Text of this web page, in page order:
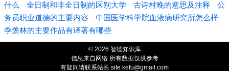
什么
全日制和非全日制的区别大学 古诗村晚的意思及注释
公
务员职业道德的主要内容
中国医学科学院血液病研究所怎么样
季羡林的主要作品有译著有哪些
© 2026 智德知识库
信息来自网络 所有数据仅供参考
有疑问请联系站长 site.kefu@gmail.com